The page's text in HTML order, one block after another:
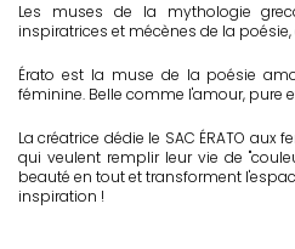
Les muses de la mythologie
inspiratrices et mécènes de la poésie,
Érato est la muse de la poésie
féminine. Belle comme l'amour, pure
La créatrice dédie le SAC ÉRATO
qui veulent remplir leur vie de
beauté en tout et transforment
inspiration !